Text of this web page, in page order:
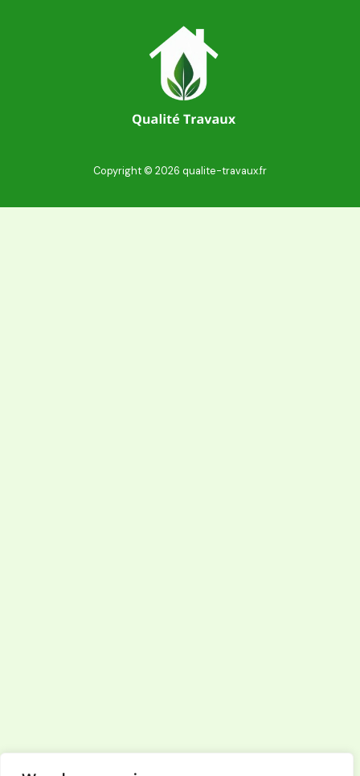
Copyright © 2026 qualite-travaux.fr